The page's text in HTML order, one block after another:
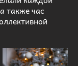
также час